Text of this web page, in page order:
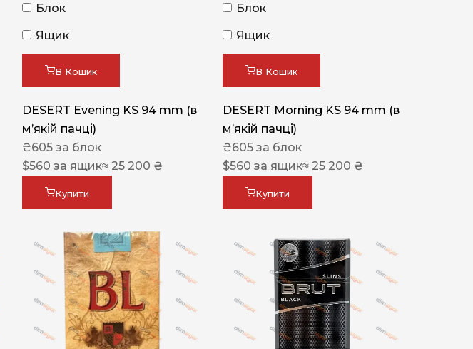
Блок
Ящик
В Кошик
DESERT Evening KS 94 mm (в
мʼякій пачці)
₴605 за блок
$560 за ящик≈ 25 200 ₴
Купити
Блок
Ящик
В Кошик
DESERT Morning KS 94 mm (в
мʼякій пачці)
₴605 за блок
$560 за ящик≈ 25 200 ₴
Купити